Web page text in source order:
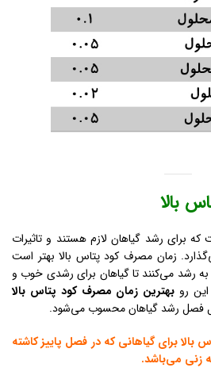
بالا
برای رشد گیاهان لازم هستند و تاثیرات
زمان مصرف کود پتاس بالا بهتر است
رشد می‌کنند تا گیاهان برای رشدی خوب و
رو بهترین زمان مصرف کود پتاس بال
فصل رشد گیاهان محسوب می‌شود.
برای گیاهانی که در فصل پاییز کاشته
زنی می‌باشد.